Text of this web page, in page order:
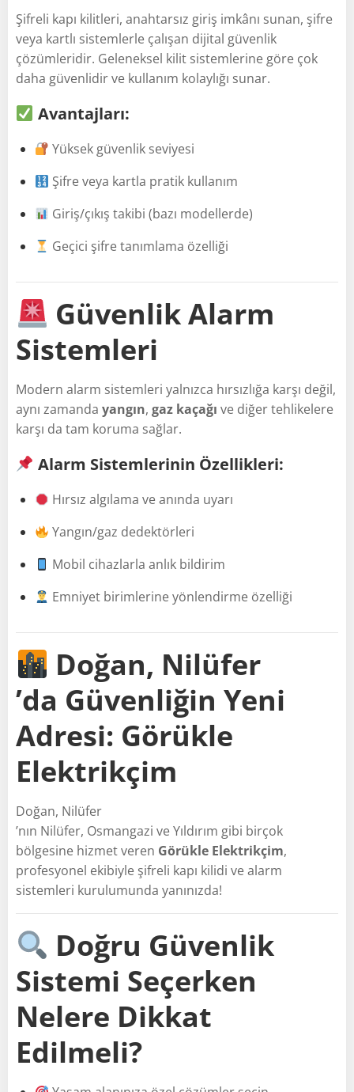
Şifreli kapı kilitleri, anahtarsız giriş imkânı sunan, şifre
veya kartlı sistemlerle çalışan dijital güvenlik
çözümleridir. Geleneksel kilit sistemlerine göre çok
daha güvenlidir ve kullanım kolaylığı sunar.
Avantajları:
Yüksek güvenlik seviyesi
Şifre veya kartla pratik kullanım
Giriş/çıkış takibi (bazı modellerde)
Geçici şifre tanımlama özelliği
Güvenlik Alarm
Sistemleri
Modern alarm sistemleri yalnızca hırsızlığa karşı değil,
aynı zamanda yangın, gaz kaçağı ve diğer tehlikelere
karşı da tam koruma sağlar.
Alarm Sistemlerinin Özellikleri:
Hırsız algılama ve anında uyarı
Yangın/gaz dedektörleri
Mobil cihazlarla anlık bildirim
Emniyet birimlerine yönlendirme özelliği
Doğan, Nilüfer
’da Güvenliğin Yeni
Adresi: Görükle
Elektrikçim
Doğan, Nilüfer
’nın Nilüfer, Osmangazi ve Yıldırım gibi birçok
bölgesine hizmet veren Görükle Elektrikçim,
profesyonel ekibiyle şifreli kapı kilidi ve alarm
sistemleri kurulumunda yanınızda!
Doğru Güvenlik
Sistemi Seçerken
Nelere Dikkat
Edilmeli?